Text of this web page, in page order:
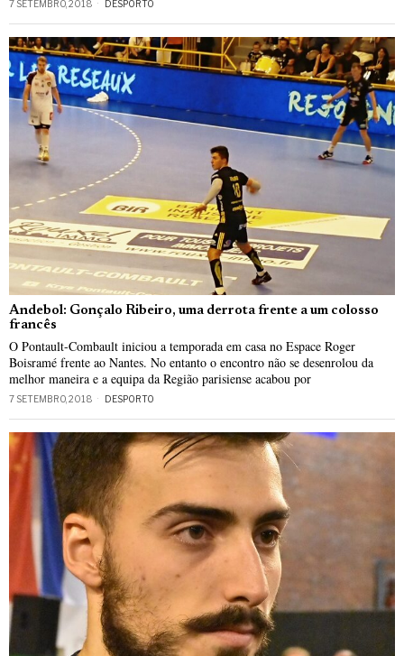
7 SETEMBRO, 2018 DESPORTO
Andebol: Gonçalo Ribeiro, uma derrota frente a um colosso
francês
O Pontault-Combault iniciou a temporada em casa no Espace Roger
Boisramé frente ao Nantes. No entanto o encontro não se desenrolou da
melhor maneira e a equipa da Região parisiense acabou por
7 SETEMBRO, 2018 DESPORTO